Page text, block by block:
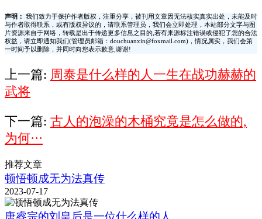
声明：
我们致力于保护作者版权，注重分享，被刊用文章因无法核实真实出处，未能及时
与作者取得联系，或有版权异议的，请联系管理员，我们会立即处理，本站部分文字与图
片资源来自于网络，转载是出于传递更多信息之目的,若有来源标注错误或侵犯了您的合法
权益，请立即通知我们(管理员邮箱：douchuanxin@foxmail.com)，情况属实，我们会第
一时间予以删除，并同时向您表示歉意,谢谢!
上一篇: 周泰是什么样的人一生在战功赫赫的
武将
下一篇: 古人的泡澡的木桶究竟是怎么做的,
为何···
推荐文章
顿悟顿成无为法真传
2023-07-17